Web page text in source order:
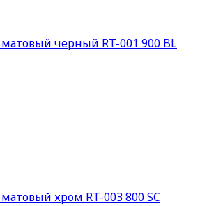
матовый черный RT-001 900 BL
хром RT-003 800 SC